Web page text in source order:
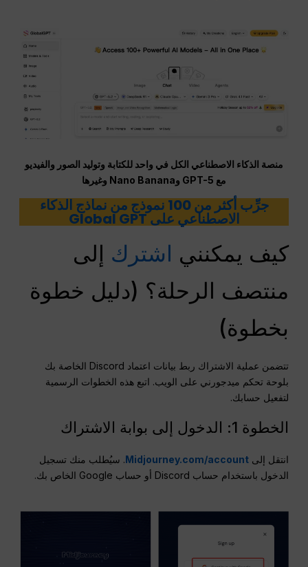
منصة الذكاء الاصطناعي الكل في واحد للكتابة وتوليد الصور والفيديو
مع GPT-5 وNano Banana وغيرها
جرِّب أكثر من 100 نموذج من نماذج الذكاء
الاصطناعي على Global GPT
كيف يمكنني اشترك إلى
منتصف الرحلة؟ (دليل خطوة
بخطوة)
تتضمن عملية الاشتراك ربط بيانات اعتماد Discord الخاصة بك
بلوحة تحكم ميدجورني على الويب. اتبع هذه الخطوات الرسمية
لتفعيل حسابك.
الخطوة 1: الدخول إلى بوابة الاشتراك
انتقل إلىMidjourney.com/account. سيُطلب منك تسجيل
الدخول باستخدام حساب Discord أو حساب Google الخاص بك.